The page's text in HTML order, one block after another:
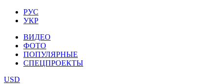
РУС
УКР
ВИДЕО
ФОТО
ПОПУЛЯРНЫЕ
СПЕЦПРОЕКТЫ
USD